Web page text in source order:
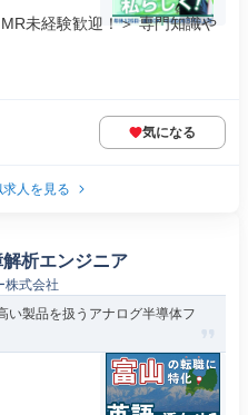
未経験歓迎！＞ 専門知識や
気になる
人を見る
析エンジニア
株式会社
い製品を扱うアナログ半導体フ